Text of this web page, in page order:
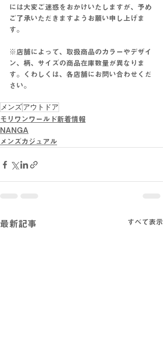
には大変ご迷惑をおかけいたしますが、予め
ご了承いただきますようお願い申し上げま
す。
※店舗によって、取扱商品のカラーやデザイ
ン、柄、サイズの商品在庫数量が異なりま
す。くわしくは、各店舗にお問い合わせくだ
さい。
メンズアウトドア
モリワンワールド新着情報
NANGA
メンズカジュアル
最新記事 すべて表示